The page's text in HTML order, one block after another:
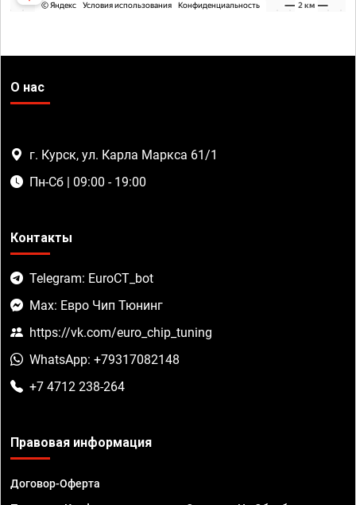
О нас
г. Курск, ул. Карла Маркса 61/1
Пн-Сб | 09:00 - 19:00
Контакты
Telegram: EuroCT_bot
Max: Евро Чип Тюнинг
https://vk.com/euro_chip_tuning
WhatsApp: +79317082148
+7 4712 238-264
Правовая информация
Договор-Оферта